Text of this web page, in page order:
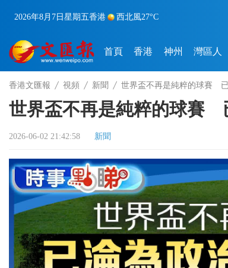
2026年8月7日 星期五香港 西北風27°C
首頁 香港 神州 灣區人
香港文匯報 視頻 新聞 世界盃不再是純粹的球賽
世界盃不再是純粹的球賽
2026-06-02 21:42:58 新聞